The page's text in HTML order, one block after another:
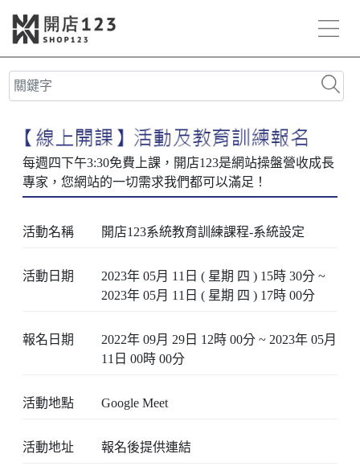
活動名稱 開店123系統教育訓練課程-系統設定
活動日期
2023年 05月 11日 ( 星期 四 ) 15時 30分 ~
2023年 05月 11日 ( 星期 四 ) 17時 00分
報名日期
2022年 09月 29日 12時 00分 ~ 2023年 05月
11日 00時 00分
活動地點 Google Meet
活動地址 報名後提供連結